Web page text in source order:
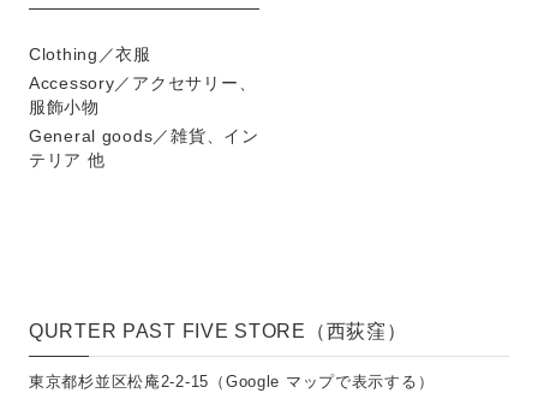
Clothing／衣服
Accessory／アクセサリー、
服飾小物
General goods／雑貨、イン
テリア 他
QURTER PAST FIVE STORE（西荻窪）
東京都杉並区松庵2-2-15（ Google マップで表示する ）